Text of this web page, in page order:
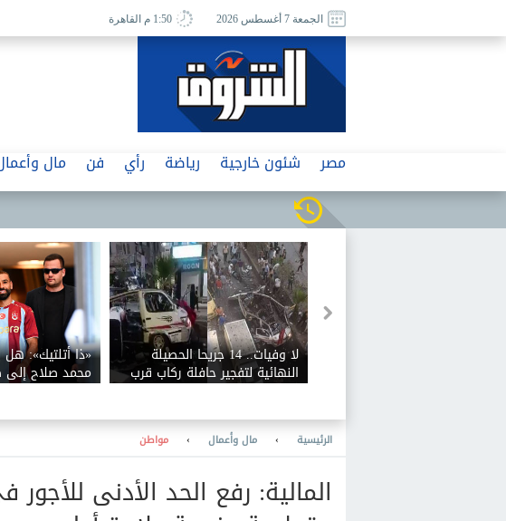
الجمعة 7 أغسطس 2026 1:50 م القاهرة
مصر شئون خارجية رياضة رأي فن مال
لا وفيات.. 14 جريحا الحصيلة
النهائية لتفجير حافلة ركاب قرب
دمشق
«ذا أتلتيك»:
محمد صلاح إلى
تراجع مستواه؟
الرئيسية › مال وأعمال › مواطن
المالية: رفع الحد الأدنى